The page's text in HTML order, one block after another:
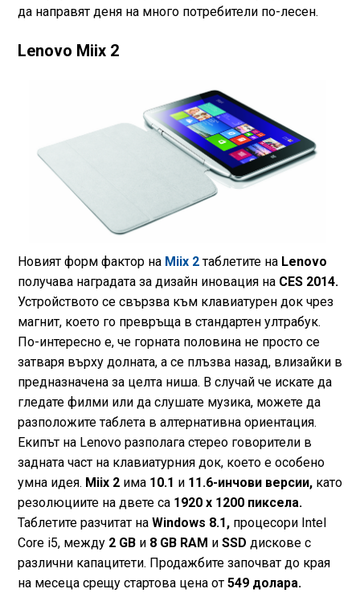
да направят деня на много потребители по-лесен.
Lenovo Miix 2
Новият форм фактор на Miix 2таблетите на Lenovo
получава наградата за дизайн иновация на CES 2014.
Устройството се свързва към клавиатурен док чрез
магнит, което го превръща в стандартен ултрабук.
По-интересно е, че горната половина не просто се
затваря върху долната, а се плъзва назад, влизайки в
предназначена за целта ниша. В случай че искате да
гледате филми или да слушате музика, можете да
разположите таблета в алтернативна ориентация.
Екипът на Lenovo разполага стерео говорители в
задната част на клавиатурния док, което е особено
умна идея. Miix 2има 10.1 и 11.6-инчови версии,като
резолюциите на двете са 1920 х 1200 пиксела.
Таблетите разчитат на Windows 8.1,процесори Intel
Core i5, между 2 GBи 8 GB RAM и SSD дискове с
различни капацитети. Продажбите започват до края
на месеца срещу стартова цена от 549 долара.